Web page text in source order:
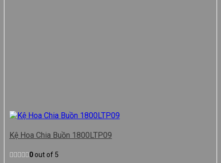
Kệ Hoa Chia Buồn 1800LTP09
0out of 5